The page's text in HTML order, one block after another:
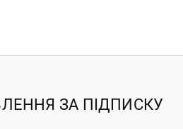
ЗА ПІДПИСКУ